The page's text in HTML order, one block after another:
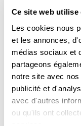
Ce site web utilise
Les cookies nous
et les annonces,
médias sociaux et
partageons
notre site avec
publicité et
avec d'autres
ou qu'ils ont
C2DH